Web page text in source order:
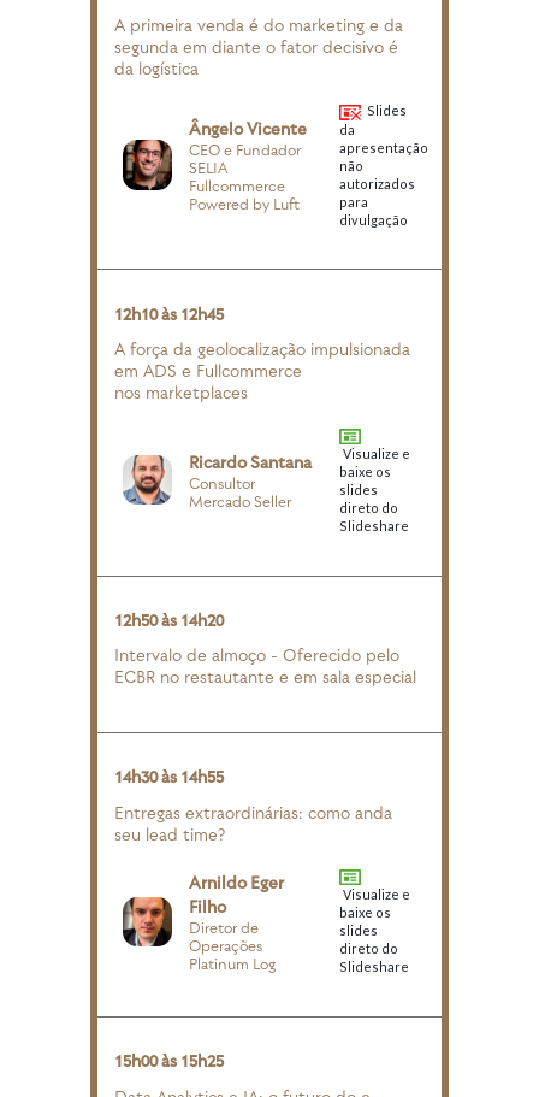
A primeira venda é do marketing e da
segunda em diante o fator decisivo é
da logística
Ângelo Vicente
CEO e Fundador
SELIA
Fullcommerce
Powered by Luft
Slides
da
apresentação
não
autorizados
para
divulgação
12h10 às 12h45
A força da geolocalização impulsionada
em ADS e Fullcommerce
nos marketplaces
Ricardo Santana
Consultor
Mercado Seller
Visualize e
baixe os
slides
direto do
Slideshare
12h50 às 14h20
Intervalo de almoço - Oferecido pelo
ECBR no restautante e em sala especial
14h30 às 14h55
Entregas extraordinárias: como anda
seu lead time?
Arnildo Eger
Filho
Diretor de
Operações
Platinum Log
Visualize e
baixe os
slides
direto do
Slideshare
15h00 às 15h25